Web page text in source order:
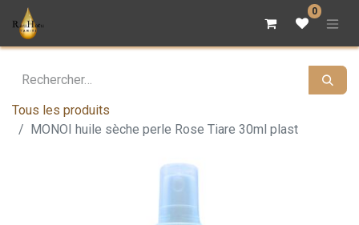
0
Tous les produits
MONOI huile sèche perle Rose Tiare 30ml plast